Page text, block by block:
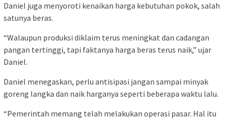
Daniel juga menyoroti kenaikan harga kebutuhan pokok, salah
satunya beras.
“Walaupun produksi diklaim terus meningkat dan cadangan
pangan tertinggi, tapi faktanya harga beras terus naik,” ujar
Daniel.
Daniel menegaskan, perlu antisipasi jangan sampai minyak
goreng langka dan naik harganya seperti beberapa waktu lalu.
“Pemerintah memang telah melakukan operasi pasar. Hal itu